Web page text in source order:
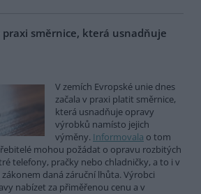
praxi směrnice, která usnadňuje
V zemích Evropské unie dnes
začala v praxi platit směrnice,
která usnadňuje opravy
výrobků namísto jejich
výměny. Informovala o tom
mohou požádat o opravu rozbitých
telefony, pračky nebo chladničky, a to i v
daná záruční lhůta. Výrobci
nabízet za přiměřenou cenu a v